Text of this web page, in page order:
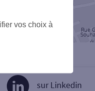
sur Linkedin
vos choix à